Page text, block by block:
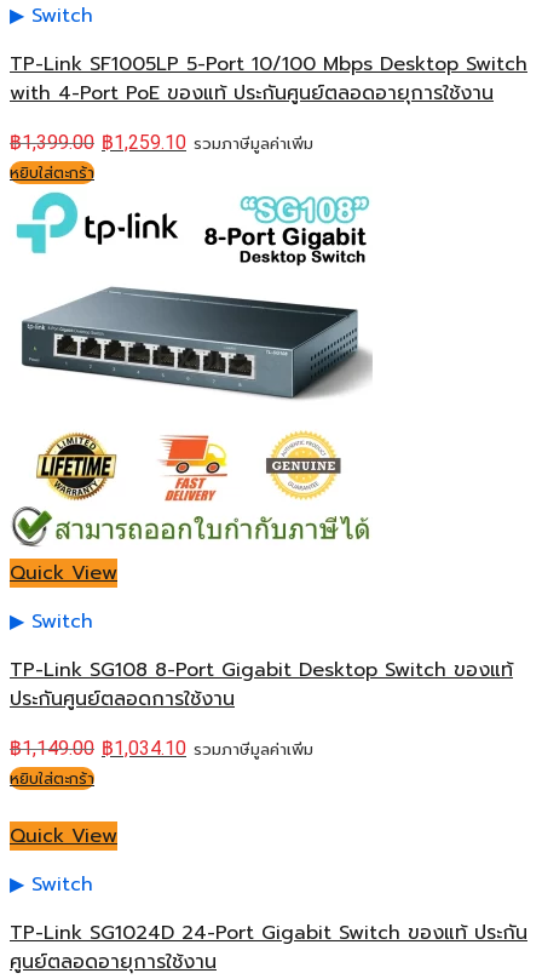
Switch
TP-Link SF1005LP 5-Port 10/100 Mbps Desktop Switch
with 4-Port PoE ของแท้ ประกันศูนย์ตลอดอายุการใช้งาน
฿1,399.00 ฿1,259.10 รวมภาษีมูลค่าเพิ่ม
หยิบใส่ตะกร้า
Quick View
Switch
TP-Link SG108 8-Port Gigabit Desktop Switch ของแท้
ประกันศูนย์ตลอดการใช้งาน
฿1,149.00 ฿1,034.10 รวมภาษีมูลค่าเพิ่ม
หยิบใส่ตะกร้า
Quick View
Switch
TP-Link SG1024D 24-Port Gigabit Switch ของแท้ ประกัน
ศูนย์ตลอดอายุการใช้งาน